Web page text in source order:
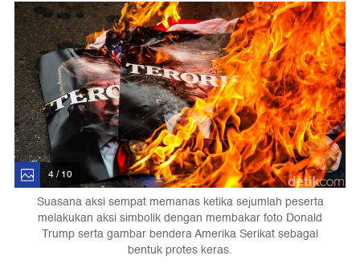
4 / 10
Suasana aksi sempat memanas ketika sejumlah peserta
melakukan aksi simbolik dengan membakar foto Donald
Trump serta gambar bendera Amerika Serikat sebagai
bentuk protes keras.